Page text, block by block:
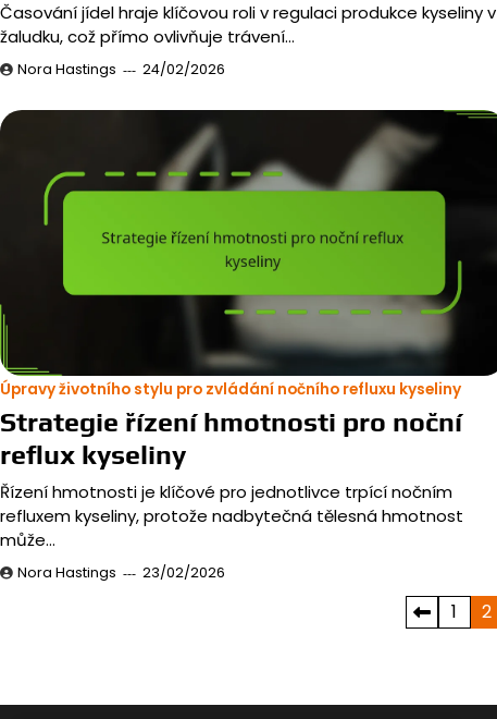
Časování jídel hraje klíčovou roli v regulaci produkce kyseliny v
žaludku, což přímo ovlivňuje trávení…
Nora Hastings 24/02/2026
Úpravy životního stylu pro zvládání nočního refluxu kyseliny
Strategie řízení hmotnosti pro noční
reflux kyseliny
Řízení hmotnosti je klíčové pro jednotlivce trpící nočním
refluxem kyseliny, protože nadbytečná tělesná hmotnost
může…
Nora Hastings 23/02/2026
1 2